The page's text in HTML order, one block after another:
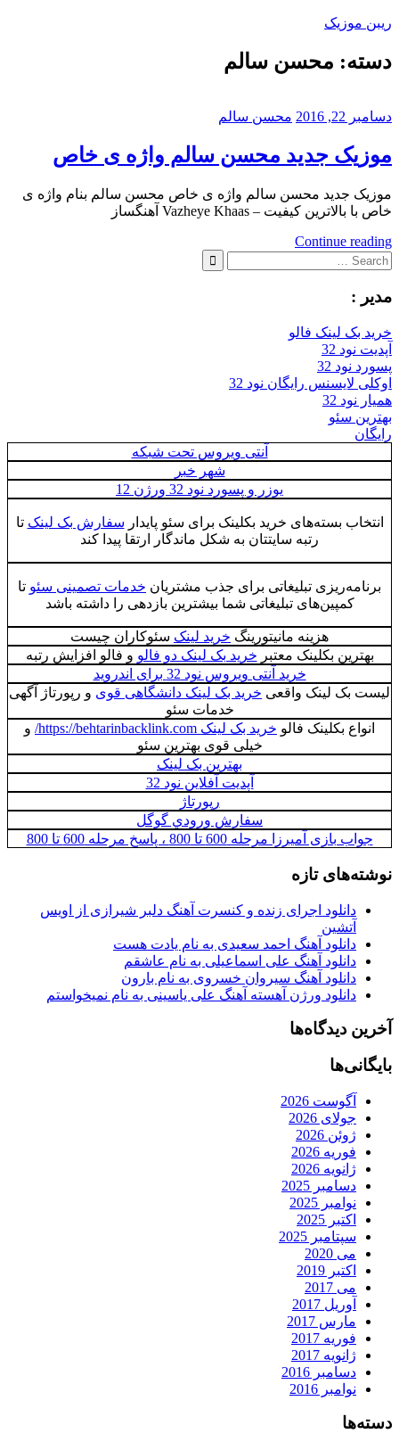
Skip
ریبن موزیک
دانلود
دسته: محسن سالم
دسامبر 22, 2016 محسن سالم
موزیک جدید محسن سالم واژه ی خاص
موزیک جدید محسن سالم واژه ی خاص محسن سالم بنام واژه ی
خاص با بالاترین کیفیت – Vazheye Khaas آهنگساز
Continue reading
Search
for:
Search
مدیر :
خرید بک لینک فالو
آپدیت نود 32
پسورد نود 32
اوکلی لایسنس رایگان نود 32
همیار نود 32
بهترین سئو
رایگان
آنتی ویروس تحت شبکه
شهر خبر
یوزر و پسورد نود 32 ورژن 12
انتخاب بسته‌های خرید بکلینک برای سئو پایدار سفارش بک لینک تا
رتبه سایتتان به شکل ماندگار ارتقا پیدا کند
برنامه‌ریزی تبلیغاتی برای جذب مشتریان خدمات تصمینی سئو تا
کمپین‌های تبلیغاتی شما بیشترین بازدهی را داشته باشد
هزینه مانیتورینگ خرید لینک سئوکاران چیست
بهترین بکلینک معتبر خرید بک لینک دو فالو و فالو افزایش رتبه
خرید آنتی ویروس نود 32 برای اندروید
لیست بک لینک واقعی خرید بک لینک دانشگاهی قوی و رپورتاژ آگهی
خدمات سئو
انواع بکلینک فالو خرید بک لینک https://behtarinbacklink.com/
و
خیلی قوی بهترین سئو
بهترین بک لینک
آپدیت آفلاین نود 32
رپورتاژ
سفارش ورودي گوگل
جواب بازی آمیرزا مرحله 600 تا 800 ، پاسخ مرحله 600 تا 800
نوشته‌های تازه
دانلود اجرای زنده و کنسرت آهنگ دلبر شیرازی از اویس
آتشین
دانلود آهنگ احمد سعیدی به نام یادت هست
دانلود آهنگ علی اسماعیلی به نام عاشقم
دانلود آهنگ سیروان خسروی به نام بارون
دانلود ورژن آهسته آهنگ علی یاسینی به نام نمیخواستم
آخرین دیدگاه‌ها
بایگانی‌ها
آگوست 2026
جولای 2026
ژوئن 2026
فوریه 2026
ژانویه 2026
دسامبر 2025
نوامبر 2025
اکتبر 2025
سپتامبر 2025
می 2020
اکتبر 2019
می 2017
آوریل 2017
مارس 2017
فوریه 2017
ژانویه 2017
دسامبر 2016
نوامبر 2016
دسته‌ها